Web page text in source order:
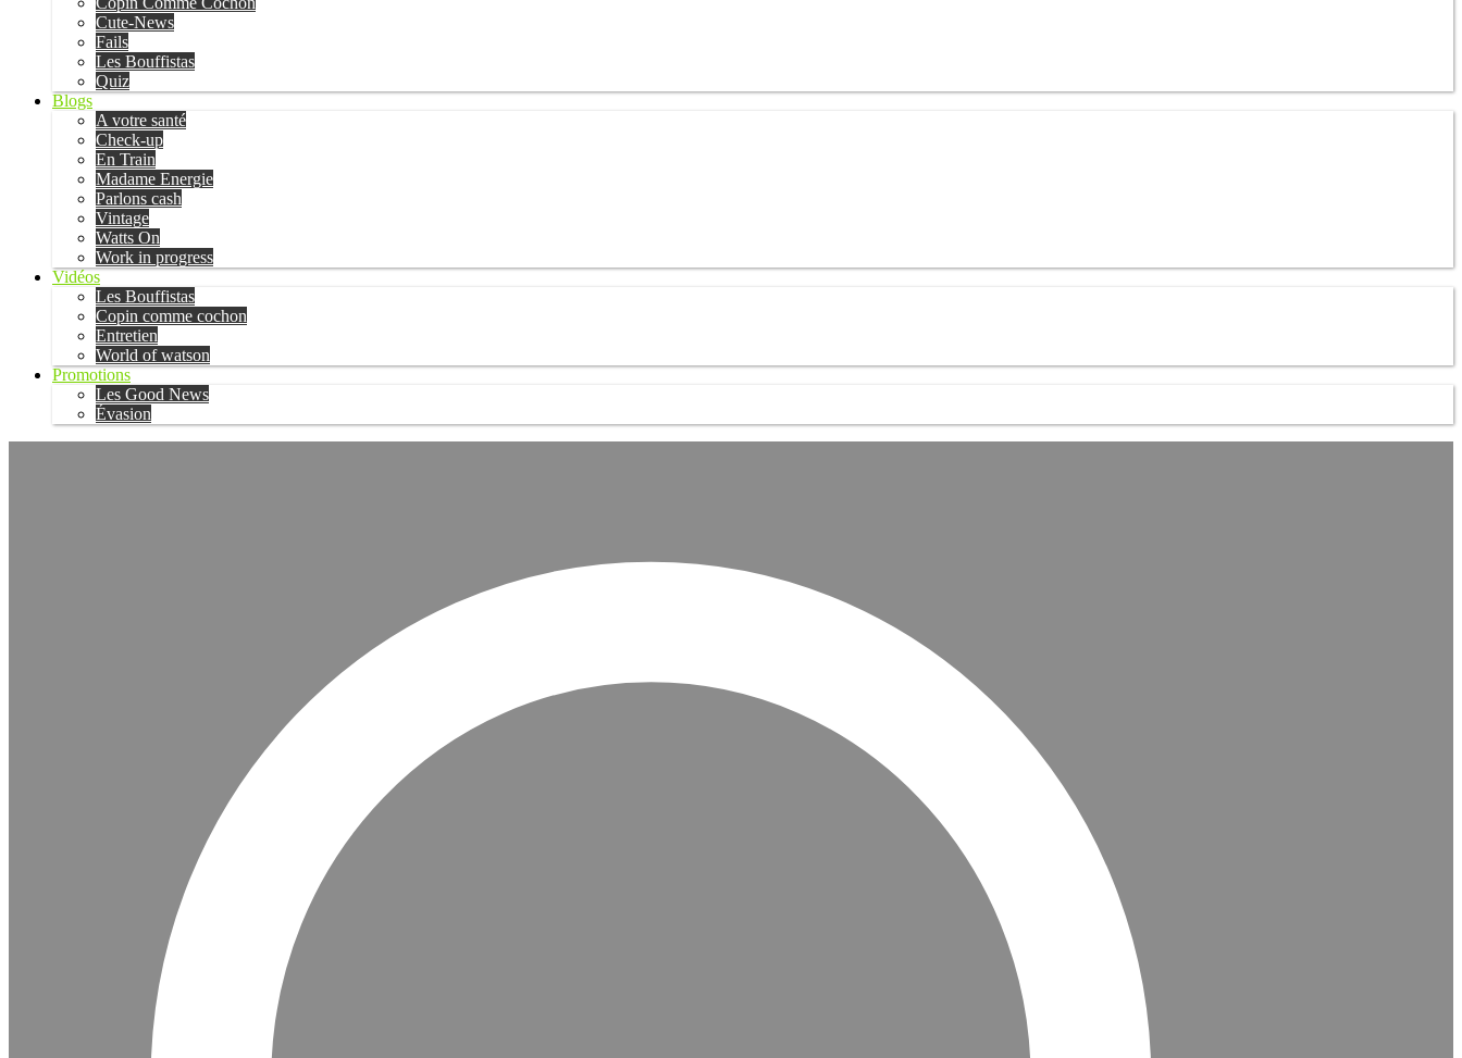
Cute-News
Fails
Les Bouffistas
Quiz
Blogs
A votre santé
Check-up
En Train
Madame Energie
Parlons cash
Vintage
Watts On
Work in progress
Vidéos
Les Bouffistas
Copin comme cochon
Entretien
World of watson
Promotions
Les Good News
Évasion